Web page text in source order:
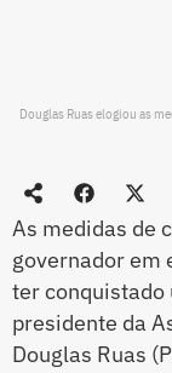
Douglas Ruas elogiou as
As medidas de
governador em
ter
presidente da
Douglas Ruas